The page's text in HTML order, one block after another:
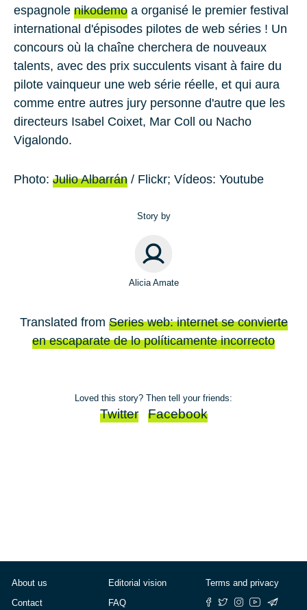
espagnole nikodemo a organisé le premier festival
international d'épisodes pilotes de web séries ! Un
concours où la chaîne cherchera de nouveaux
talents, avec des prix succulents visant à faire du
pilote vainqueur une web série réelle, et qui aura
comme entre autres jury personne d'autre que les
directeurs Isabel Coixet, Mar Coll ou Nacho
Vigalondo.
Photo: Julio Albarrán / Flickr; Vídeos: Youtube
Story by
Alicia Amate
Translated from Series web: internet se convierte
en escaparate de lo políticamente incorrecto
Loved this story? Then tell your friends:
Twitter Facebook
About us
Contact
Editorial vision
FAQ
Terms and privacy